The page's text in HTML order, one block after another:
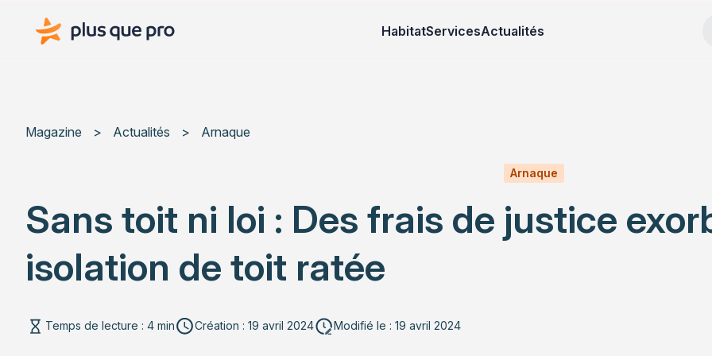
Plus que pro Mag'
HabitatServicesActualités
Magazine > Actualités > Arnaque
Arnaque
Sans toit ni loi : Des frais de justice
isolation de toit ratée
Temps de lecture : 4 min Création : 19 avril 2024 Modifié le : 19 avril 2024